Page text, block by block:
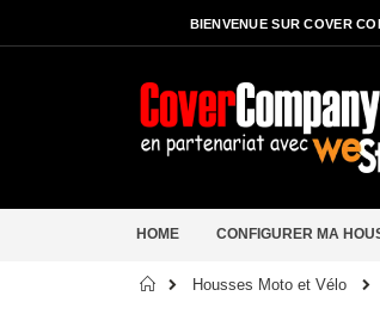
BIENVENUE SUR COVER
HOME CONFIGURER MA
Accueil
Housses Moto et Vélo